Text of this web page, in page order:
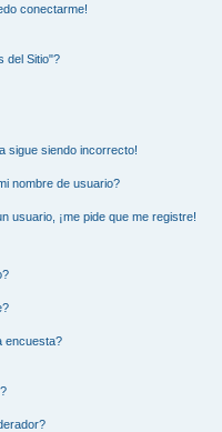
conectarme!
del Sitio"?
sigue siendo incorrecto!
nombre de usuario?
usuario, ¡me pide que me registre!
encuesta?